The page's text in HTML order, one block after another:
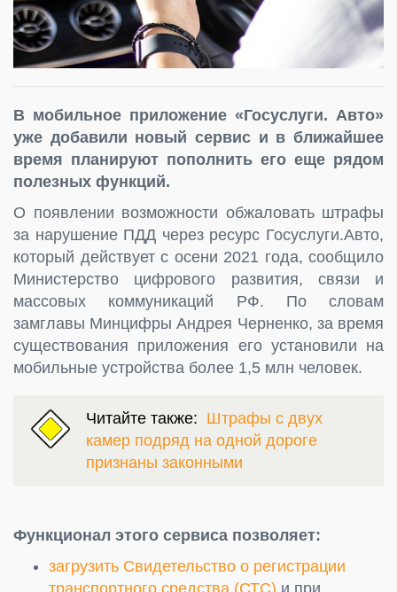
В мобильное приложение «Госуслуги. Авто»
уже добавили новый сервис и в ближайшее
время планируют пополнить его еще рядом
полезных функций.
О появлении возможности обжаловать штрафы
за нарушение ПДД через ресурс Госуслуги.Авто,
который действует с осени 2021 года, сообщило
Министерство цифрового развития, связи и
массовых коммуникаций РФ. По словам
замглавы Минцифры Андрея Черненко, за время
существования приложения его установили на
мобильные устройства более 1,5 млн человек.
Читайте также: Штрафы с двух
камер подряд на одной дороге
признаны законными
Функционал этого сервиса позволяет:
загрузить Свидетельство о регистрации
транспортного средства (СТС) и при